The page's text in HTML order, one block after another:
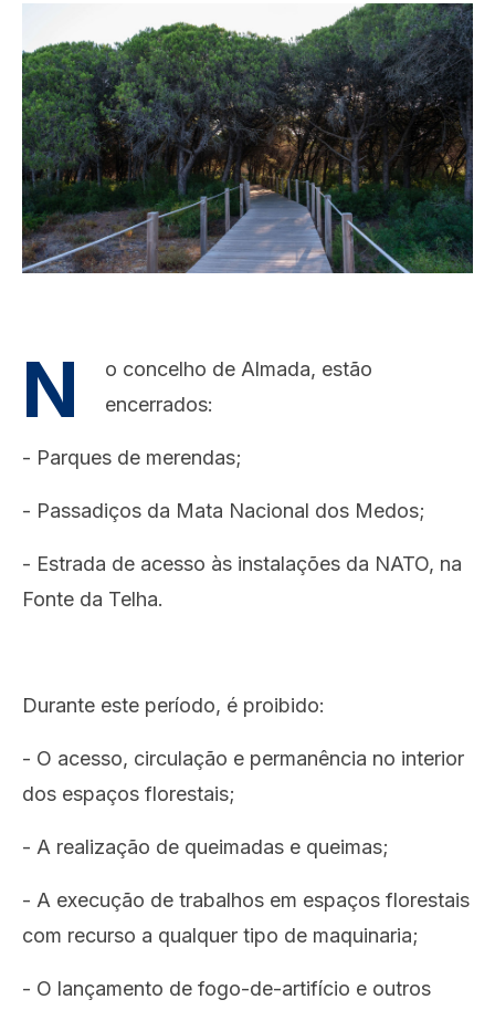
N
o concelho de Almada, estão
encerrados:
- Parques de merendas;
- Passadiços da Mata Nacional dos Medos;
- Estrada de acesso às instalações da NATO, na
Fonte da Telha.
Durante este período, é proibido:
- O acesso, circulação e permanência no interior
dos espaços florestais;
- A realização de queimadas e queimas;
- A execução de trabalhos em espaços florestais
com recurso a qualquer tipo de maquinaria;
- O lançamento de fogo-de-artifício e outros